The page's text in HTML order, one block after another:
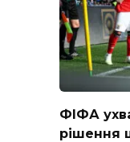
ФІФА
рішення